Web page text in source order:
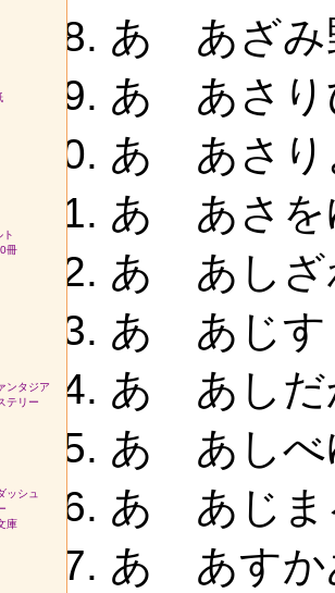
あ あざみ
あ あさり
あ あさり
あ あさを
あ あしざ
あ あじす
あ あしだ
あ あしべ
あ あじ
あ あす
冊
ンタジア
テリー
ッシュ
庫